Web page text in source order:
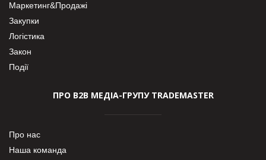
Маркетинг&Продажі
Закупки
Логістика
Закон
Події
ПРО В2В МЕДІА-ГРУПУ TRADEMASTER
Про нас
Наша команда